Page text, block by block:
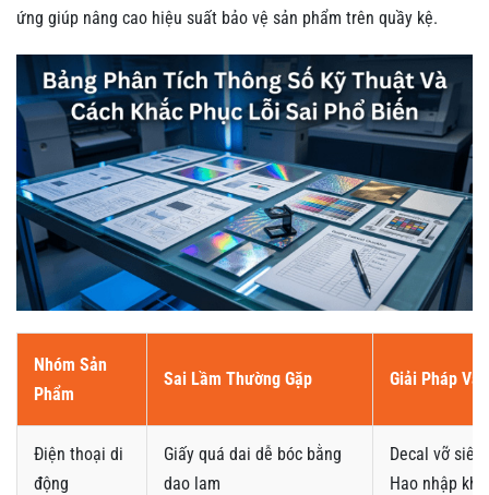
ứng giúp nâng cao hiệu suất bảo vệ sản phẩm trên quầy kệ.
Nhóm Sản
Phẩm
Sai Lầm Thường Gặp Giải Pháp
Điện thoại di
động
Giấy quá dai dễ bóc bằng
dao lam
Decal vỡ
Hao nhập